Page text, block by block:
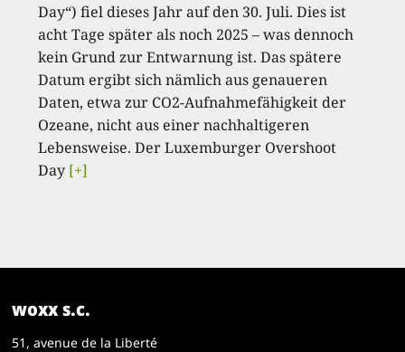
Day“) fiel dieses Jahr auf den 30. Juli. Dies ist
acht Tage später als noch 2025 – was dennoch
kein Grund zur Entwarnung ist. Das spätere
Datum ergibt sich nämlich aus genaueren
Daten, etwa zur CO2-Aufnahmefähigkeit der
Ozeane, nicht aus einer nachhaltigeren
Lebensweise. Der Luxemburger Overshoot
Day [+]
woxx s.c.
51, avenue de la Liberté